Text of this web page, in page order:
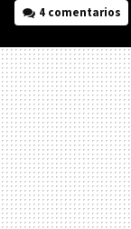
4 comentarios